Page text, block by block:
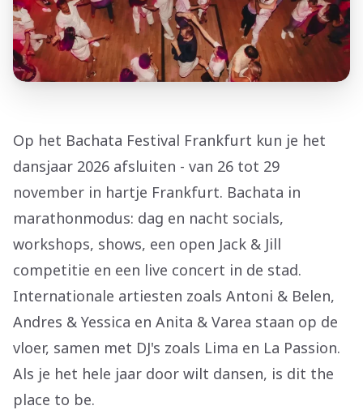
Op het Bachata Festival Frankfurt kun je het
dansjaar 2026 afsluiten - van 26 tot 29
november in hartje Frankfurt. Bachata in
marathonmodus: dag en nacht socials,
workshops, shows, een open Jack & Jill
competitie en een live concert in de stad.
Internationale artiesten zoals Antoni & Belen,
Andres & Yessica en Anita & Varea staan op de
vloer, samen met DJ's zoals Lima en La Passion.
Als je het hele jaar door wilt dansen, is dit the
place to be.